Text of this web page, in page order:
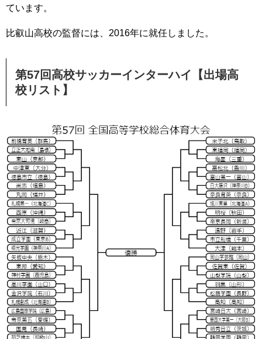
ています。
比叡山高校の監督には、2016年に就任しました。
第57回高校サッカーインターハイ【出場高
校リスト】